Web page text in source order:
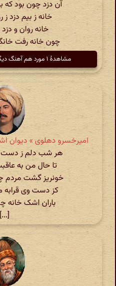
آن دزد چون بود که
خانه ز بیم دزد
خانه روان و
چون خانه رفت
مشاهدهٔ ۱ مورد هم آهنگ دیگر از مهستی گنجوی
امیرخسرو دهلوی » دیوان
هر شب دلم ز دست
تا حال من به
خونریز گشت
کز دست وی
باران اشک
[...]